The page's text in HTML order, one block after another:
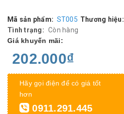
Mã sản phẩm: ST005 Thương hiệu:
Tình trạng: Còn hàng
Giá khuyến mãi:
202.000₫
Hãy gọi điện để có giá tốt
hơn
0911.291.445